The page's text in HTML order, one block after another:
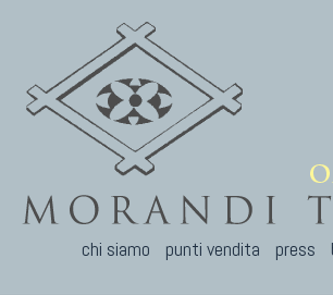
chi siamo punti vendita press